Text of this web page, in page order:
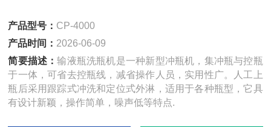
产品型号： CP-4000
产品时间： 2026-06-09
简要描述：输液瓶洗瓶机是一种新型冲瓶机，集冲瓶与控瓶
于一体，可省去控瓶线，减省操作人员，实用性广。人工上
瓶后采用跟踪式冲洗和定位式外淋，适用于各种瓶型，它具
有设计新颖，操作简单，噪声低等特点.